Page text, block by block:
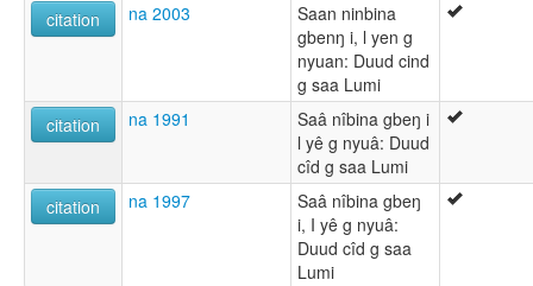
citation
na 2003
Saan ninbina
gbenŋ i, l yen g
nyuan: Duud cind
g saa Lumi
citation
na 1991
Saâ nîbina gbeŋ i
l yê g nyuâ: Duud
cîd g saa Lumi
citation
na 1997
Saâ nîbina gbeŋ
i, I yê g nyuâ:
Duud cîd g saa
Lumi